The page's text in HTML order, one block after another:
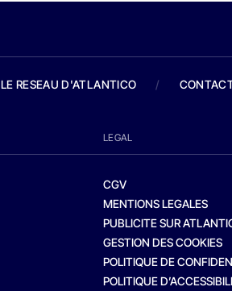
LE RESEAU D'ATLANTICO /
LEGAL
CGV
MENTIONS LEGALES
PUBLICITE SUR
GESTION DES COOKIES
POLITIQUE DE
POLITIQUE